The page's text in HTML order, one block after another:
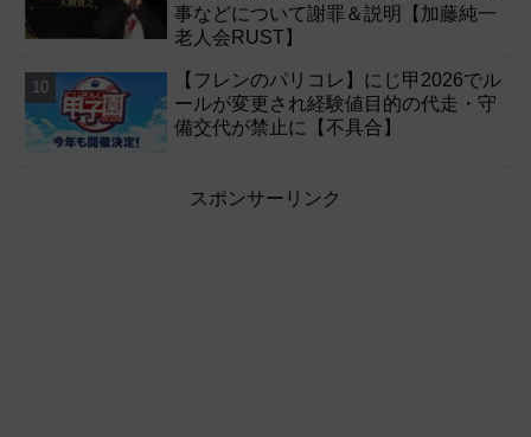
事などについて謝罪＆説明【加藤純一
老人会RUST】
【フレンのパリコレ】にじ甲2026でル
ールが変更され経験値目的の代走・守
備交代が禁止に【不具合】
スポンサーリンク